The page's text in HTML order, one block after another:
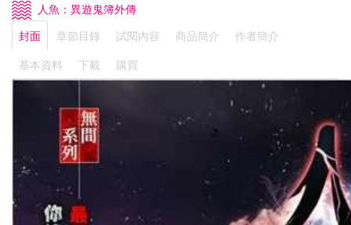
人魚：異遊鬼簿外傳
封面
章節目錄 試閱內容 商品簡介
作者簡介
基本資料
下載 購買